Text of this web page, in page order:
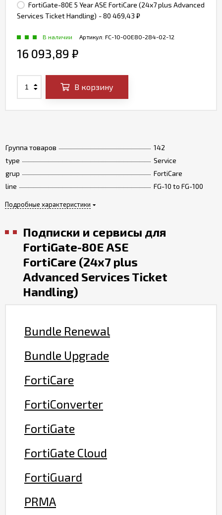
Группа товаров
142
type
Service
grup
FortiCare
line
FG-10 to FG-100
Подробные характеристики
FortiGate-80E 5 Year ASE FortiCare (24x7 plus Advanced
Services Ticket Handling) - 80 469,43 ₽
Артикул: FC-10-00E80-284-02-12
В наличии
16 093,89 ₽
В корзину
Подписки и сервисы для
FortiGate-80E ASE
FortiCare (24x7 plus
Advanced Services Ticket
Handling)
Bundle Renewal
Bundle Upgrade
FortiCare
FortiConverter
FortiGate
FortiGate Cloud
FortiGuard
PRMA